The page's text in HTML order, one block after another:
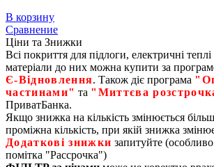
В корзину
Сравнение
Ціни та Знижки
Всі покриття для підлоги, електричні
матеріали до них можна купити за
Є‑Відновлення. Також діє програма
частинами" та "Миттєва
ПриватБанка.
Якщо знижка на кількість змінюється
проміжна кількість, при якій знижка
Додаткові знижки запитуйте (особливо
помітка "Рассрочка")